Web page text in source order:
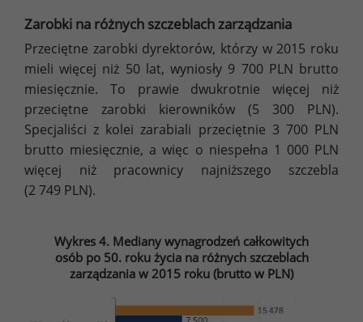
Zarobki na różnych szczeblach zarządzania
Przeciętne zarobki dyrektorów, którzy w 2015 roku
mieli więcej niż 50 lat, wyniosły 9 700 PLN brutto
miesięcznie. To prawie dwukrotnie więcej niż
przeciętne zarobki kierowników (5 300 PLN).
Specjaliści z kolei zarabiali przeciętnie 3 700 PLN
brutto miesięcznie, a więc o niespełna 1 000 PLN
więcej niż pracownicy najniższego szczebla
(2 749 PLN).
Wykres 4. Mediany wynagrodzeń całkowitych
osób po 50. roku życia na różnych szczeblach
zarządzania w 2015 roku (brutto w PLN)